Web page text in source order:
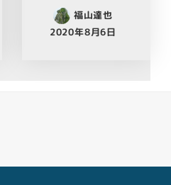
福山達也
2020年8月6日